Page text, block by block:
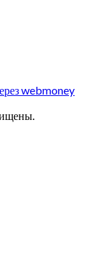
webmoney